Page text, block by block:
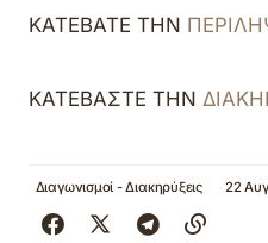
ΚΑΤΕΒΑΤΕ ΤΗΝ
ΚΑΤΕΒΑΣΤΕ ΤΗΝ
Διαγωνισμοί - Διακηρύξεις 22